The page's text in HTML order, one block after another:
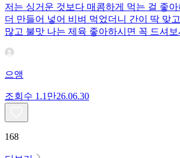
저는 싱거운 것보다 매콤하게 먹는 걸 좋
더 만들어 넣어 비벼 먹었더니 간이 딱 맞
많고 불맛 나는 제육 좋아하시면 꼭 드셔
으앵
조회수 1.1만26.06.30
168